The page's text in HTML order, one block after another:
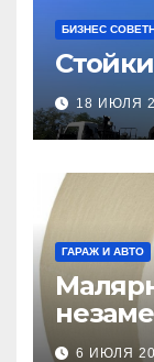
БИЗНЕС
18 ИЮЛЯ
ГАРАЖ И АВТО
при
6 ИЮЛЯ